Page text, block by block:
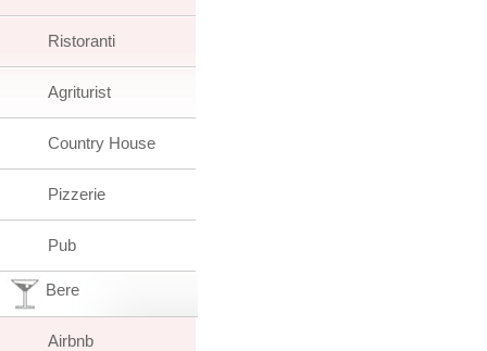
Ristoranti
Agriturist
Country House
Pizzerie
Pub
Bere
Airbnb